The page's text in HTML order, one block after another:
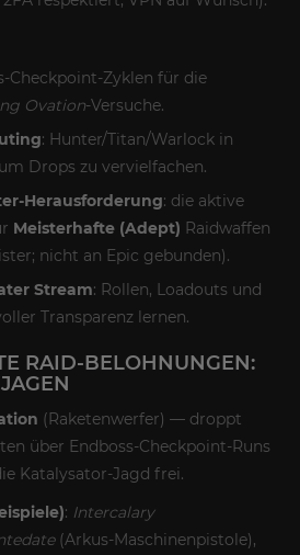
Checkpoint-Zyklen für die
Ovation-Versuche.
: Hunter/Titan/Warlock in
Drops zu vervielfachen.
Herausforderung: die aktive
Meisterhafte (Adept) Raidwaffen
nicht an Epic gebunden).
Stream: Rollen, Loadouts und
Transparenz lernen.
RAID-BELOHNUNGEN:
(Raketenwerfer) — droppt
über Endboss-Checkpoint-Runs
Katalysator-Jagd frei.
: Intercalary
(Arkus-Maschinenpistole),